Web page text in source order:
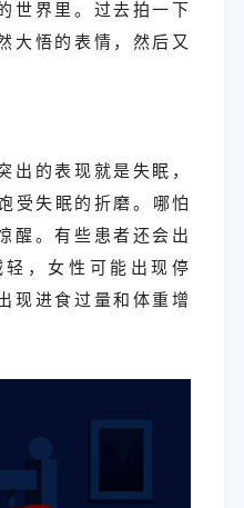
世界里。过去拍一下
大悟的表情，然后又
出的表现就是失眠，
受失眠的折磨。哪怕
醒。有些患者还会出
，女性可能出现停
现进食过量和体重增